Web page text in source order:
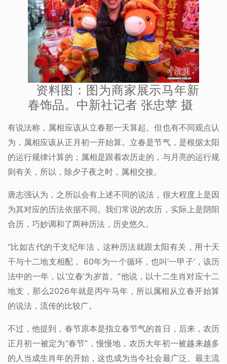
资料图：图为商家展示马年新
春饰品。中新社记者 张忠苹 摄
有说法称，属相应该从立春那一天算起。但也有不同观点认
为，属相应该从正月初一开始算。立春是节气，是根据太阳
的运行规律计算的；属相是跟着农历走的，与月亮的运行规
则有关，所以，除夕子夜之时，属相交接。
唐志强认为，之所以会有上述不同的说法，很大程度上是因
为其对应的历法依据不同。我们常说的农历，实际上是阴阳
合历，巧妙调和了两种历法，历史悠久。
“比如古代的干支纪年法，这种历法就跟太阳有关，用十天
干与十二地支相配， 60年为一个循环，也叫‘一甲子’，该历
法中的一年，以‘立春’为岁首。”他说，以十二生肖对应十二
地支，那么2026年就是丙午马年，所以属相从立春开始算
的说法，流传的比较广。
不过，他提到，春节原本是指立春节气的首日，后来，农历
正月初一被定为“春节”，慢慢地，农历大年初一被越来越多
的人当成生肖年的开始，这也成为当今社会最广泛、最主流